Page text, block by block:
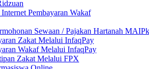
Pembayaran Wakaf
Sewaan / Pajakan Hartanah MAIPk
Zakat Melalui InfaqPay
Wakaf Melalui InfaqPay
Zakat Melalui FPX